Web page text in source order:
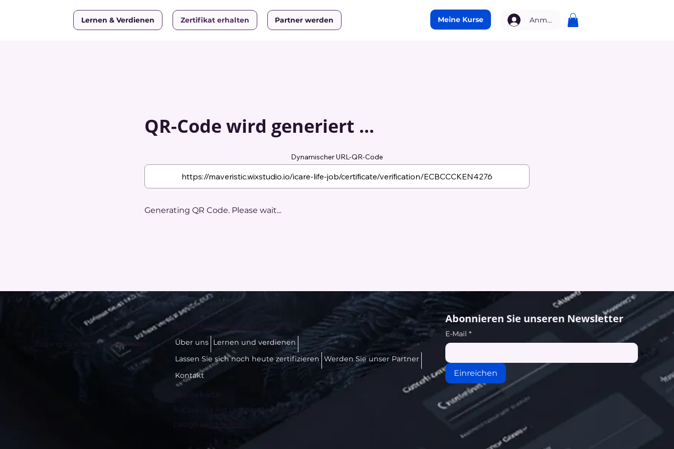
Lernen & Verdienen Zertifikat erhalten Partner werden Meine Kurse Anmelden
QR-Code wird generiert ...
Dynamischer URL-QR-Code
Generating QR Code. Please wait...
Zugang zu einem besseren Leben
Speisekarte -
Über uns Lernen und verdienen
Lassen Sie sich noch heute zertifizieren Werden Sie unser Partner
Kontakt
Speisekarte
© iCare Life Pvt Ltd. Alle Rechte vorbehalten.
Design von Maveristic
Abonnieren Sie unseren Newsletter
E-Mail *
Einreichen